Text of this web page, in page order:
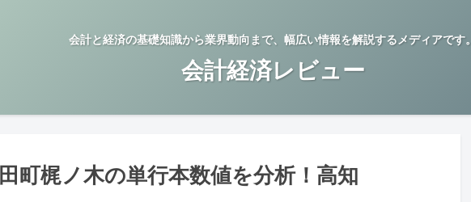
会計と経済の基礎知識から業界動向まで、幅広い情報を解説するメディアです。
会計経済レビュー
町梶ノ木の単行本数値を分析！高知